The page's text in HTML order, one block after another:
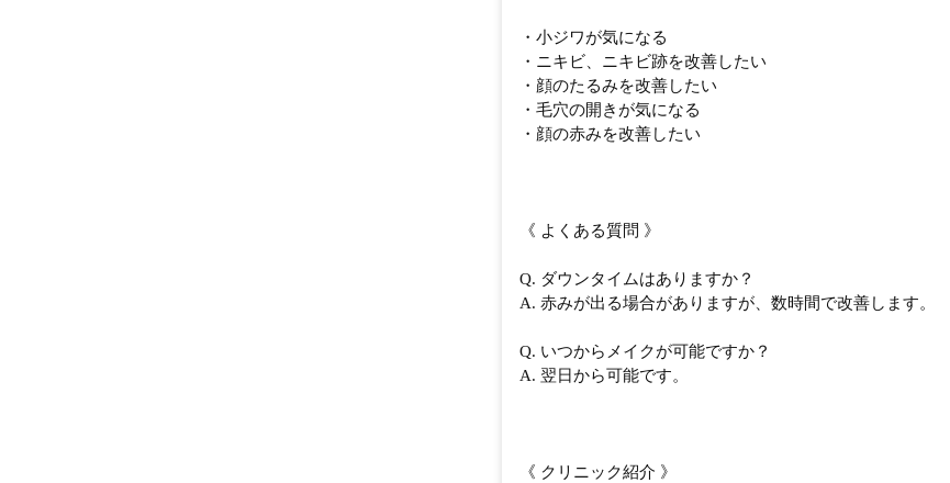
・小ジワが気になる
・ニキビ、ニキビ跡を改善したい
・顔のたるみを改善したい
・毛穴の開きが気になる
・顔の赤みを改善したい
《 よくある質問 》
Q. ダウンタイムはありますか？
A. 赤みが出る場合がありますが、数時間で改善します。
Q. いつからメイクが可能ですか？
A. 翌日から可能です。
《 クリニック紹介 》